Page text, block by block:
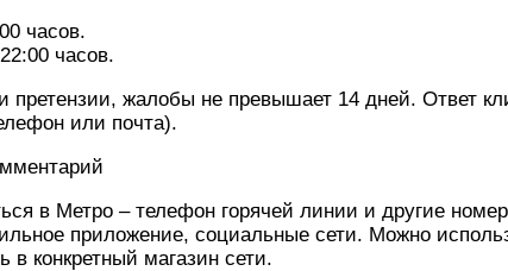
часов.
часов.
претензии, жалобы не превышает 14 дней. Ответ
или почта).
в Метро – телефон горячей линии и другие
приложение, социальные сети. Можно
в конкретный магазин сети.